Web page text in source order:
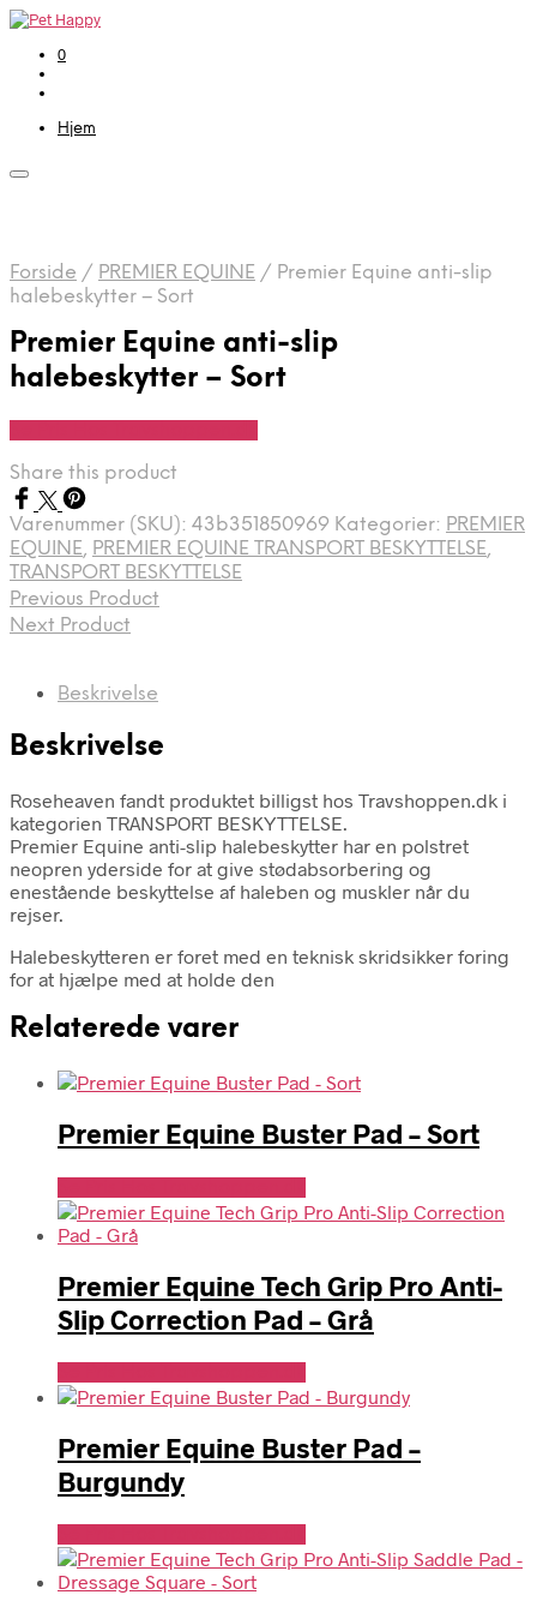
0
Hjem
Forside / PREMIER EQUINE / Premier Equine anti-slip
halebeskytter – Sort
Premier Equine anti-slip
halebeskytter – Sort
Share this product
Varenummer (SKU): 43b351850969 Kategorier: PREMIER
EQUINE, PREMIER EQUINE TRANSPORT BESKYTTELSE,
TRANSPORT BESKYTTELSE
Previous Product
Next Product
Beskrivelse
Beskrivelse
Roseheaven fandt produktet billigst hos Travshoppen.dk i
kategorien TRANSPORT BESKYTTELSE.
Premier Equine anti-slip halebeskytter har en polstret
neopren yderside for at give stødabsorbering og
enestående beskyttelse af haleben og muskler når du
rejser.
Halebeskytteren er foret med en teknisk skridsikker foring
for at hjælpe med at holde den
Relaterede varer
Premier Equine Buster Pad – Sort
Premier Equine Tech Grip Pro Anti-
Slip Correction Pad – Grå
Premier Equine Buster Pad –
Burgundy